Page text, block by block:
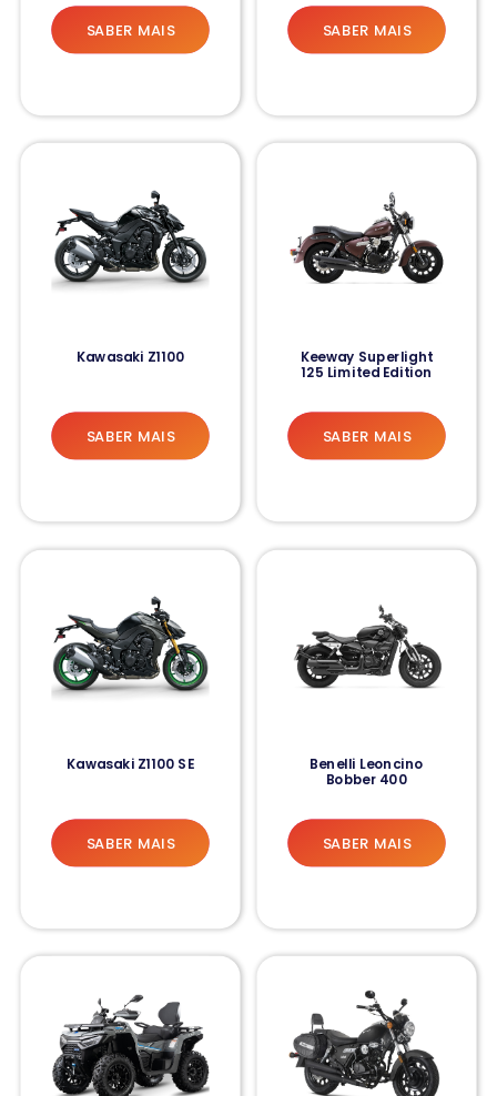
SABER MAIS SABER MAIS
Kawasaki Z1100
SABER MAIS
Keeway Superlight
125 Limited Edition
SABER MAIS
Kawasaki Z1100 SE
SABER MAIS
Benelli Leoncino
Bobber 400
SABER MAIS